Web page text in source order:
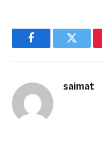
FacebookTwitter
saimat